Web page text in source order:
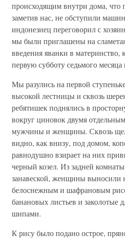
происходящим внутри дома, что
заметив нас, не обступили
индонезиец переговорил с
мы были приглашены на
введения яванки в материнство,
первую субботу седьмого
Мы разулись на первой
высокой лестницы и сквозь
ребятишек поднялись в
вокруг циновок двумя
мужчины и женщины. Сквозь
видно, как внизу, под домом,
равнодушно взирает на них
черный козел. Из задней
занавеской, женщины выносили
белоснежным и шафрановым
банановых листьев и
шипами.
К рису было подано острое,